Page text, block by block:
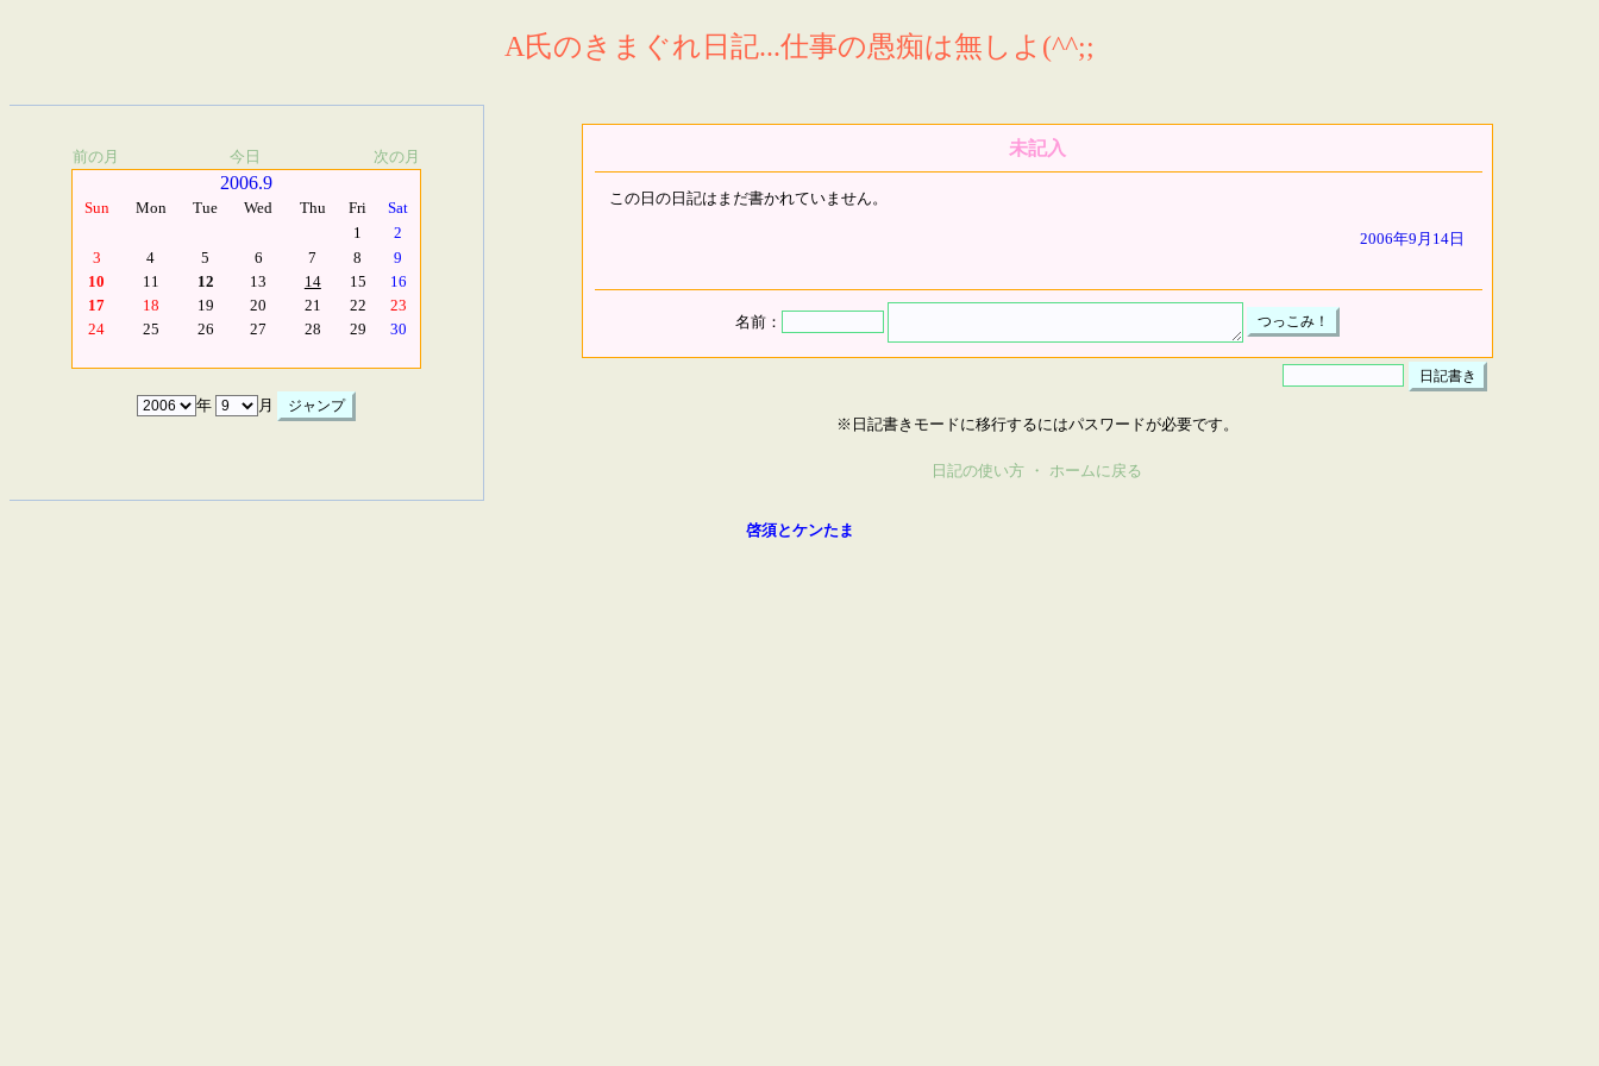
A氏のきまぐれ日記...仕事の愚痴は無しよ(^^;;
前の月 今日 次の月
2006.9
Sun Mon Tue Wed Thu Fri
Sat
1
2
3
4 5 6 7 8
9
10
11 12 13 14 15
16
17
18 19 20 21 22
23
24
25 26 27 28 29 30
年 月
未記入
この日の日記はまだ書かれていません。
2006年9月14日
名前：
※日記書きモードに移行するにはパスワードが必要です。
日記の使い方 ・ ホームに戻る
啓須とケンたま